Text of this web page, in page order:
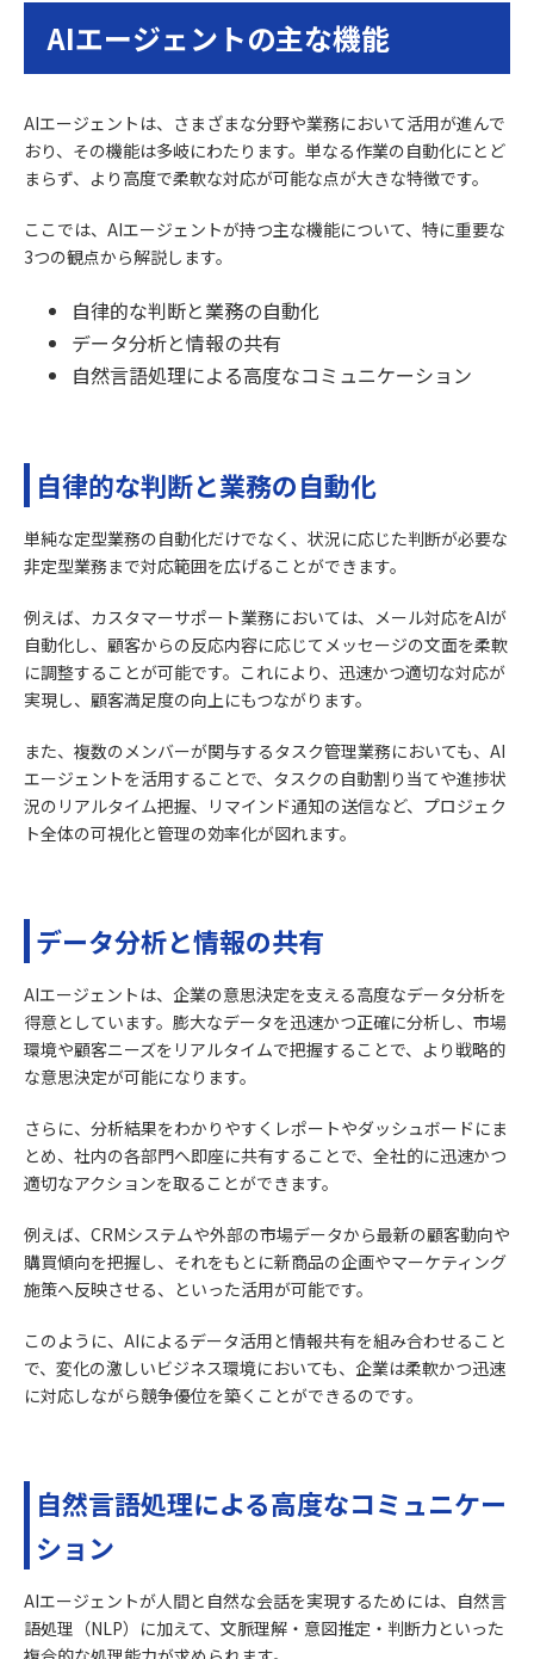
AIエージェントの主な機能
AIエージェントは、さまざまな分野や業務において活用が進んで
おり、その機能は多岐にわたります。単なる作業の自動化にとど
まらず、より高度で柔軟な対応が可能な点が大きな特徴です。
ここでは、AIエージェントが持つ主な機能について、特に重要な
3つの観点から解説します。
自律的な判断と業務の自動化
データ分析と情報の共有
自然言語処理による高度なコミュニケーション
自律的な判断と業務の自動化
単純な定型業務の自動化だけでなく、状況に応じた判断が必要な
非定型業務まで対応範囲を広げることができます。
例えば、カスタマーサポート業務においては、メール対応をAIが
自動化し、顧客からの反応内容に応じてメッセージの文面を柔軟
に調整することが可能です。これにより、迅速かつ適切な対応が
実現し、顧客満足度の向上にもつながります。
また、複数のメンバーが関与するタスク管理業務においても、AI
エージェントを活用することで、タスクの自動割り当てや進捗状
況のリアルタイム把握、リマインド通知の送信など、プロジェク
ト全体の可視化と管理の効率化が図れます。
データ分析と情報の共有
AIエージェントは、企業の意思決定を支える高度なデータ分析を
得意としています。膨大なデータを迅速かつ正確に分析し、市場
環境や顧客ニーズをリアルタイムで把握することで、より戦略的
な意思決定が可能になります。
さらに、分析結果をわかりやすくレポートやダッシュボードにま
とめ、社内の各部門へ即座に共有することで、全社的に迅速かつ
適切なアクションを取ることができます。
例えば、CRMシステムや外部の市場データから最新の顧客動向や
購買傾向を把握し、それをもとに新商品の企画やマーケティング
施策へ反映させる、といった活用が可能です。
このように、AIによるデータ活用と情報共有を組み合わせること
で、変化の激しいビジネス環境においても、企業は柔軟かつ迅速
に対応しながら競争優位を築くことができるのです。
自然言語処理による高度なコミュニケー
ション
AIエージェントが人間と自然な会話を実現するためには、自然言
語処理（NLP）に加えて、文脈理解・意図推定・判断力といった